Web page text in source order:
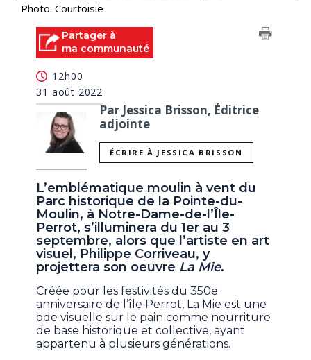
Photo: Courtoisie
Partager à
ma communauté
12h00
31 août 2022
Par Jessica Brisson, Éditrice
adjointe
ÉCRIRE À JESSICA BRISSON
L’emblématique moulin à vent du
Parc historique de la Pointe-du-
Moulin, à Notre-Dame-de-l’Île-
Perrot, s’illuminera du 1er au 3
septembre, alors que l’artiste en art
visuel, Philippe Corriveau, y
projettera son oeuvre La Mie.
Créée pour les festivités du 350e
anniversaire de l’île Perrot, La Mie est une
ode visuelle sur le pain comme nourriture
de base historique et collective, ayant
appartenu à plusieurs générations.